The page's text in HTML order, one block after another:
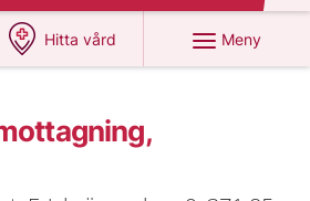
Hitta vård
på 1177.se
Meny